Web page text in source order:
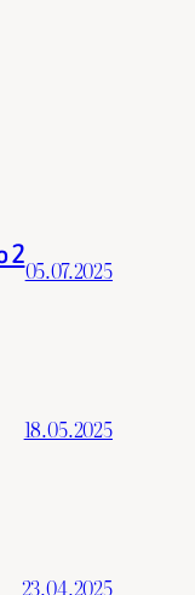
205.07.2025
18.05.2025
23.04.2025